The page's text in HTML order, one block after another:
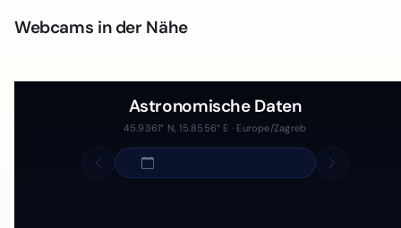
Webcams in der Nähe
Astronomische Daten
45.9361° N, 15.8556° E · Europe/Zagreb